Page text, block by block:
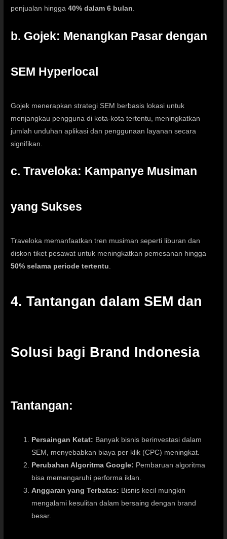
penjualan hingga40% dalam 6 bulan
b. Gojek: Menangkan Pasar dengan
SEM Hyperlocal
Gojek menerapkan strategi SEM berbasis lokasi untuk
menjangkau pengguna di kota-kota tertentu, meningkatkan
jumlah unduhan aplikasi dan penggunaan layanan secara
signifikan.
c. Traveloka: Kampanye Musiman
yang Sukses
Traveloka memanfaatkan tren musiman seperti liburan dan
diskon tiket pesawat untuk meningkatkan pemesanan hingga
50% selama periode tertentu.
4. Tantangan dalam SEM dan
Solusi bagi Brand Indonesia
Tantangan:
Persaingan Ketat: Banyak bisnis berinvestasi dalam
SEM, menyebabkan biaya per klik (CPC) meningkat.
Perubahan Algoritma Google: Pembaruan algoritma
bisa memengaruhi performa iklan.
Anggaran yang Terbatas: Bisnis kecil mungkin
mengalami kesulitan dalam bersaing dengan brand
besar.